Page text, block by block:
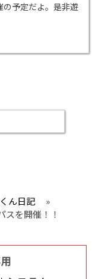
予定だよ。是非遊
ん日記
»
スを開催！！